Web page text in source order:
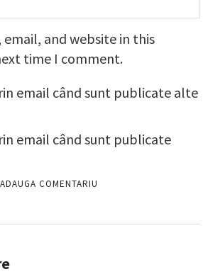
email, and website in this
time I comment.
email când sunt publicate alte
email când sunt publicate